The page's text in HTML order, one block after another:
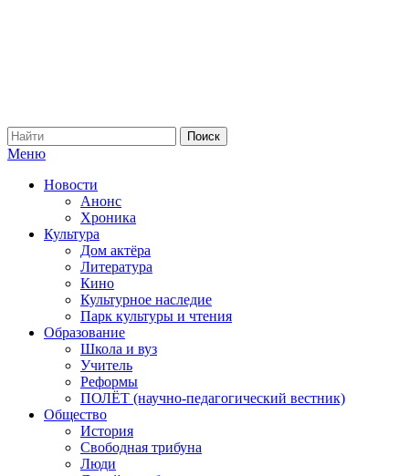
Меню
Новости
Анонс
Хроника
Культура
Дом актёра
Литература
Кино
Культурное наследие
Парк культуры и чтения
Образование
Школа и вуз
Учитель
Реформы
ПОЛЁТ (научно-педагогический вестник)
Общество
История
Свободная трибуна
Люди